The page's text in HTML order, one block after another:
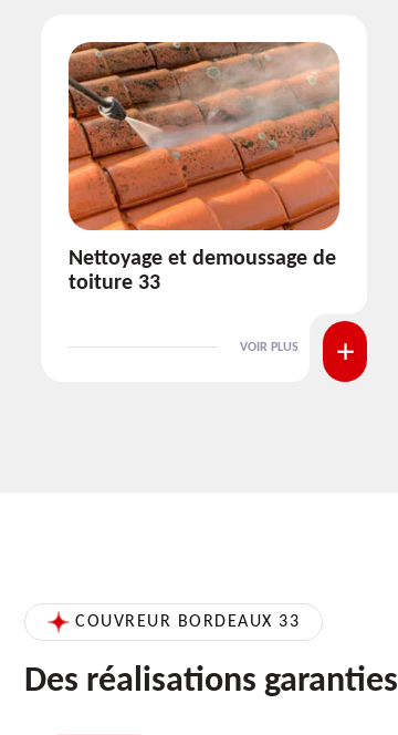
Etanchéité toiture 33
VOIR PLUS
COUVREUR BORDEAUX 33
Des réalisations garanties